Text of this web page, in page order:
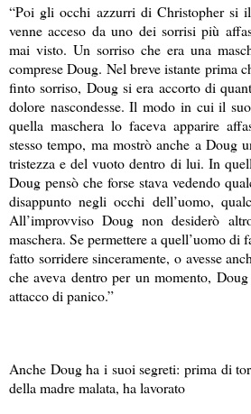
“Poi gli occhi azzurri di Christopher si
venne acceso da uno dei sorrisi più
mai visto. Un sorriso che era una
comprese Doug. Nel breve istante prima
finto sorriso, Doug si era accorto di
dolore nascondesse. Il modo in cui il
quella maschera lo faceva apparire
stesso tempo, ma mostrò anche a Doug
tristezza e del vuoto dentro di lui. In
Doug pensò che forse stava vedendo
disappunto negli occhi dell’uomo,
All’improvviso Doug non desiderò
maschera. Se permettere a quell’uomo di
fatto sorridere sinceramente, o avesse
che aveva dentro per un momento,
attacco di panico.”
Anche Doug ha i suoi segreti: prima di
della madre malata, ha lavorato